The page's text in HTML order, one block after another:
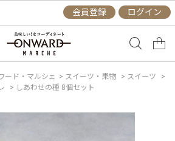
会員登録 ログイン
ード・マルシェ > スイーツ・果物 > スイーツ
>
> しあわせの種 8個セット